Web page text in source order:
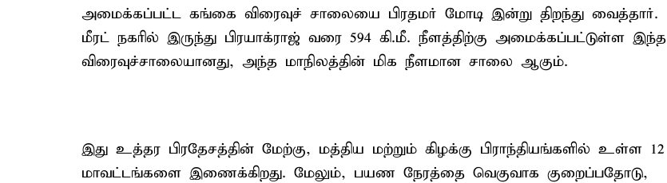
அமைக்கப்பட்ட கங்கை விரைவுச் சாலையை பிரதமர் மோடி இன்று திறந்து வைத்தார்.
மீரட் நகரில் இருந்து பிரயாக்ராஜ் வரை 594 கி.மீ. நீளத்திற்கு அமைக்கப்பட்டுள்ள இந்த
விரைவுச்சாலையானது, அந்த மாநிலத்தின் மிக நீளமான சாலை ஆகும்.
இது உத்தர பிரதேசத்தின் மேற்கு, மத்திய மற்றும் கிழக்கு பிராந்தியங்களில் உள்ள 12
மாவட்டங்களை இணைக்கிறது. மேலும், பயண நேரத்தை வெகுவாக குறைப்பதோடு,